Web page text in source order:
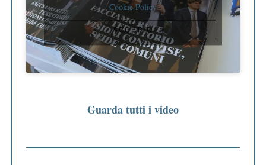
Cookie Policy
ACCETTO
Guarda tutti i video